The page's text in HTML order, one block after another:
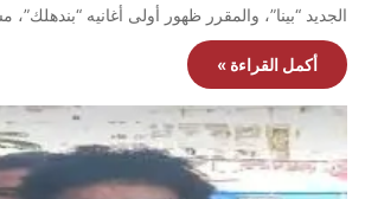
الجديد “بينا”، والمقرر ظهور أولى أغانيه
أكمل القراءة »